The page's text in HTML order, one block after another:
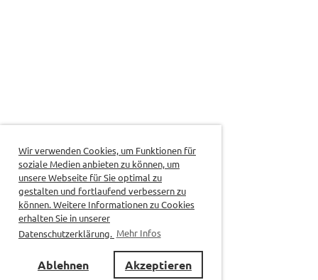
Wir verwenden Cookies, um Funktionen für
soziale Medien anbieten zu können, um
unsere Webseite für Sie optimal zu
gestalten und fortlaufend verbessern zu
können. Weitere Informationen zu Cookies
erhalten Sie in unserer
Datenschutzerklärung. Mehr Infos
Ablehnen Akzeptieren